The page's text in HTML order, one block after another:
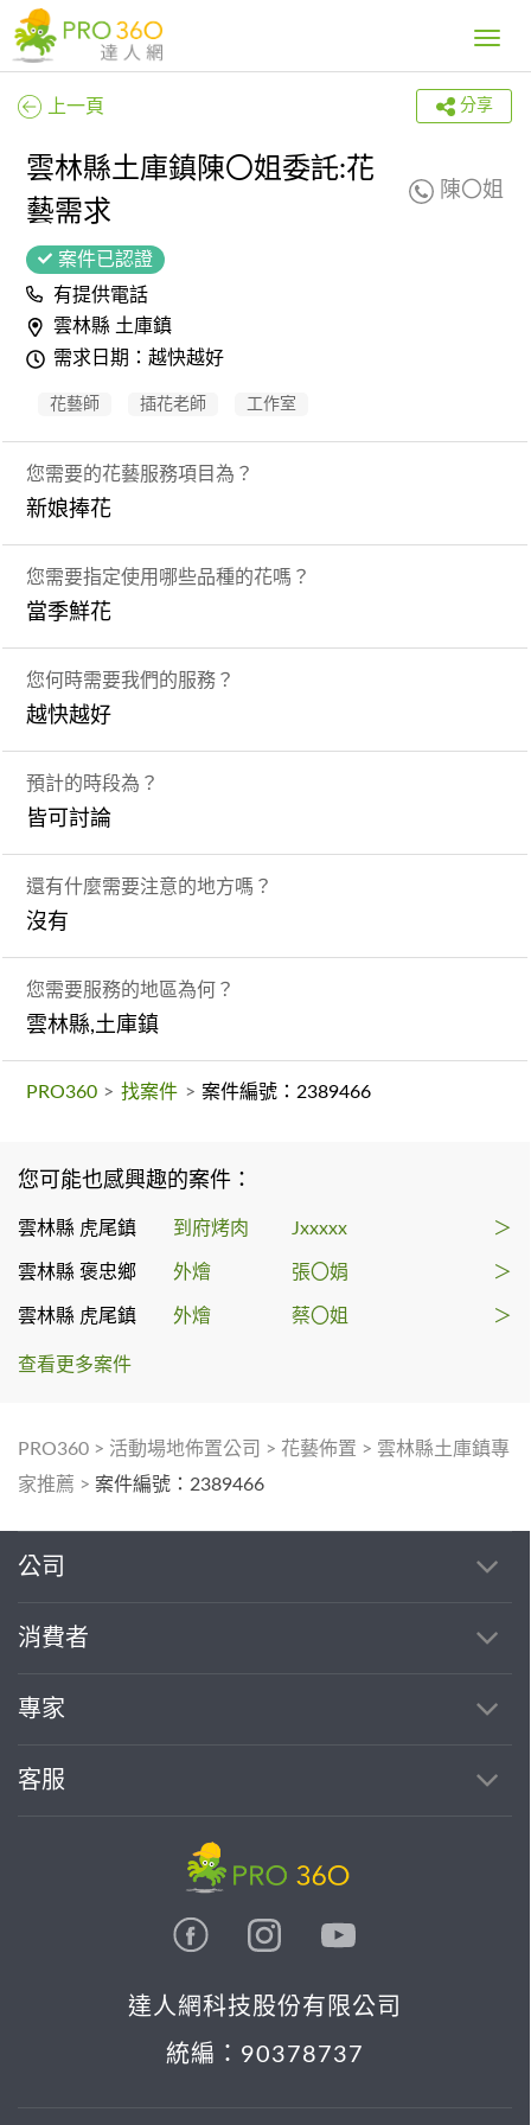
Toggle
上一頁 分享
雲林縣土庫鎮陳〇姐委託:花
藝需求
陳〇姐
案件已認證
有提供電話
雲林縣 土庫鎮
需求日期：越快越好
花藝師 插花老師 工作室
您需要的花藝服務項目為？
新娘捧花
您需要指定使用哪些品種的花嗎？
當季鮮花
您何時需要我們的服務？
越快越好
預計的時段為？
皆可討論
還有什麼需要注意的地方嗎？
沒有
您需要服務的地區為何？
雲林縣,土庫鎮
PRO360 > 找案件 > 案件編號：2389466
您可能也感興趣的案件：
雲林縣 虎尾鎮 到府烤肉 Jxxxxx ＞
雲林縣 褒忠鄉 外燴 張〇娟 ＞
雲林縣 虎尾鎮 外燴 蔡〇姐 ＞
查看更多案件
PRO360 > 活動場地佈置公司 > 花藝佈置 > 雲林縣土庫鎮專
家推薦 > 案件編號：2389466
公司
消費者
專家
客服
達人網科技股份有限公司
統編：90378737